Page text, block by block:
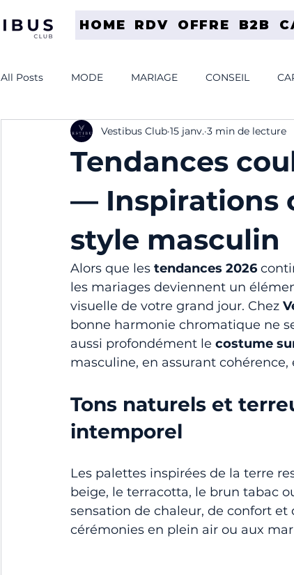
HOME RDV OFFRE B2B
All Posts MODE MARIAGE CONSEIL
COSTUME TISSU SOULIER PATINE
Tendances
— Inspirations
style masculin
Vestibus Club 15 janv. 3 min de lecture
Alors que les tendances 2026
les mariages deviennent un
visuelle de votre grand jour. Chez
bonne harmonie chromatique ne
aussi profondément le costume
masculine, en assurant
Tons naturels et
intemporel
Les palettes inspirées de la terre
beige, le terracotta, le brun tabac
sensation de chaleur, de confort
cérémonies en plein air ou aux